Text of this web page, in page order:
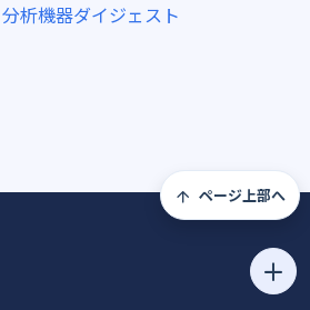
析機器ダイジェスト
ページ上部へ